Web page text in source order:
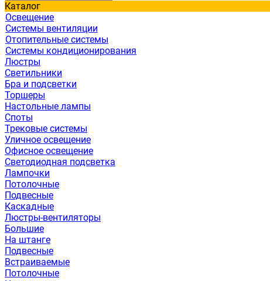
Каталог
Освещение
Системы вентиляции
Отопительные системы
Системы кондиционирования
Люстры
Светильники
Бра и подсветки
Торшеры
Настольные лампы
Споты
Трековые системы
Уличное освещение
Офисное освещение
Светодиодная подсветка
Лампочки
Потолочные
Подвесные
Каскадные
Люстры-вентиляторы
Большие
На штанге
Подвесные
Встраиваемые
Потолочные